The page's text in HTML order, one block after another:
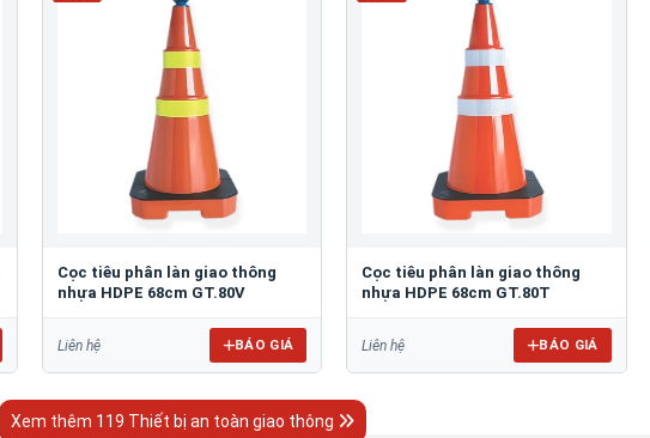
Cọc tiêu phân làn giao thông
nhựa HDPE 68cm GT.80V
Liên hệ BÁO GIÁ
Cọc tiêu phân làn giao thông
nhựa HDPE 68cm GT.80T
Liên hệ BÁO GIÁ
Xem thêm 119 Thiết bị an toàn giao thông